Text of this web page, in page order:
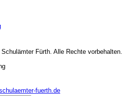
Fürth. Alle Rechte vorbehalten.